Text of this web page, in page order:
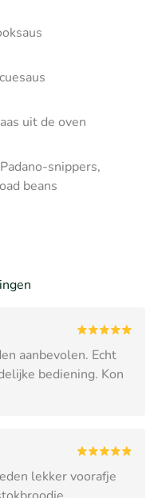
uit de oven
snippers,
beans
aanbevolen. Echt
bediening. Kon
lekker voorafje